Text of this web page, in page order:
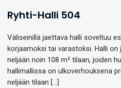
Ryhti-Halli 504
Väliseinillä jaettava halli soveltuu
korjaamoksi tai varastoksi. Halli
neljään noin 108 m² tilaan, joiden
hallimallissa on ulkoverhouksena
neljään tilaan […]